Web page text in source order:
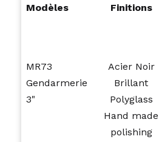
Modèles Finitions
MR73
Gendarmerie
3"
Acier Noir
Brillant
Polyglass
Hand made
polishing